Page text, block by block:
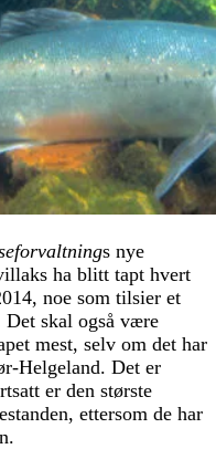
s nye
ha blitt tapt hvert
noe som tilsier et
Det skal også være
mest, selv om det har
Helgeland. Det er
er den største
ettersom de har